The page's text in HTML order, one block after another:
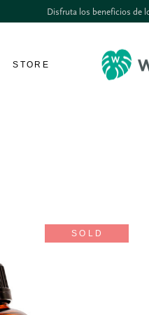
Disfruta los beneficios de
STORE
SOLD